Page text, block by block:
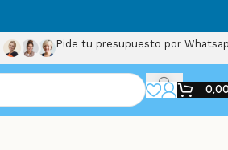
Pide tu presupuesto por